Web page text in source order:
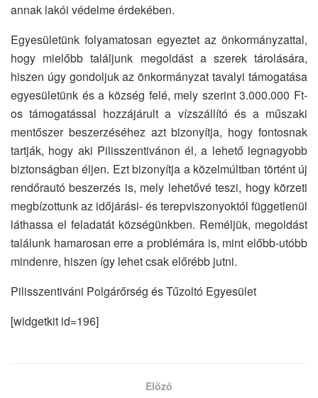
annak lakói védelme érdekében.
Egyesületünk folyamatosan egyeztet az önkormányzattal,
hogy mielőbb találjunk megoldást a szerek tárolására,
hiszen úgy gondoljuk az önkormányzat tavalyi támogatása
egyesületünk és a község felé, mely szerint 3.000.000 Ft-
os támogatással hozzájárult a vízszállító és a műszaki
mentőszer beszerzéséhez azt bizonyítja, hogy fontosnak
tartják, hogy aki Pilisszentivánon él, a lehető legnagyobb
biztonságban éljen. Ezt bizonyítja a közelmúltban történt új
rendőrautó beszerzés is, mely lehetővé teszi, hogy körzeti
megbízottunk az időjárási- és terepviszonyoktól függetlenül
láthassa el feladatát községünkben. Reméljük, megoldást
találunk hamarosan erre a problémára is, mint előbb-utóbb
mindenre, hiszen így lehet csak előrébb jutni.
Pilisszentiváni Polgárőrség és Tűzoltó Egyesület
[widgetkit id=196]
Előző